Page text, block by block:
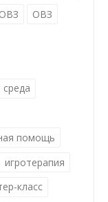
ОВЗ
помощь
игротерапия
класс